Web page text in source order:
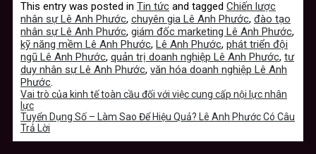
This entry was posted in Tin tức and tagged Chiến lược
nhân sự Lê Anh Phước, chuyên gia Lê Anh Phước, đào tạo
nhân sự Lê Anh Phước, giám đốc marketing Lê Anh Phước,
kỹ năng mềm Lê Anh Phước, Lê Anh Phước, phát triển đội
ngũ Lê Anh Phước, quản trị doanh nghiệp Lê Anh Phước, tư
duy nhân sự Lê Anh Phước, văn hóa doanh nghiệp Lê Anh
Phước.
Vai trò của kinh tế toàn cầu đối với việc cung cấp nội lực nhân
lực
Tuyển Dụng Số – Làm Sao Để Hiệu Quả? Lê Anh Phước Có Câu
Trả Lời